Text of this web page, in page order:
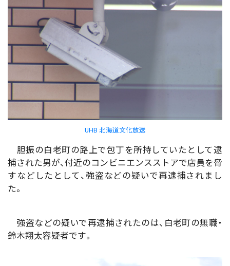
UHB 北海道文化放送
胆振の白老町の路上で包丁を所持していたとして逮
捕された男が、付近のコンビニエンスストアで店員を脅
すなどしたとして、強盗などの疑いで再逮捕されまし
た。
強盗などの疑いで再逮捕されたのは、白老町の無職・
鈴木翔太容疑者です。